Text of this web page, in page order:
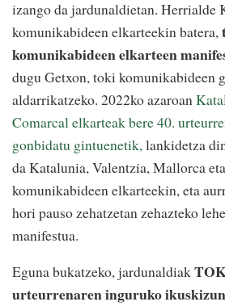
izango da jardunaldietan. Herrialde
komunikabideen elkarteekin batera,
komunikabideen elkarteen
dugu Getxon, toki komunikabideen
aldarrikatzeko. 2022ko azaroan
Comarcal elkarteak bere 40.
gonbidatu gintuenetik, lankidetza
da Katalunia, Valentzia, Mallorca
komunikabideen elkarteekin, eta
hori pauso zehatzetan zehazteko
manifestua.
Eguna bukatzeko, jardunaldiak
urteurrenaren inguruko ikuskizun